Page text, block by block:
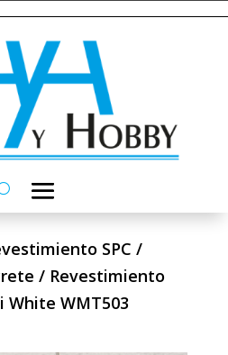
SPC /
/ Revestimiento
White WMT503